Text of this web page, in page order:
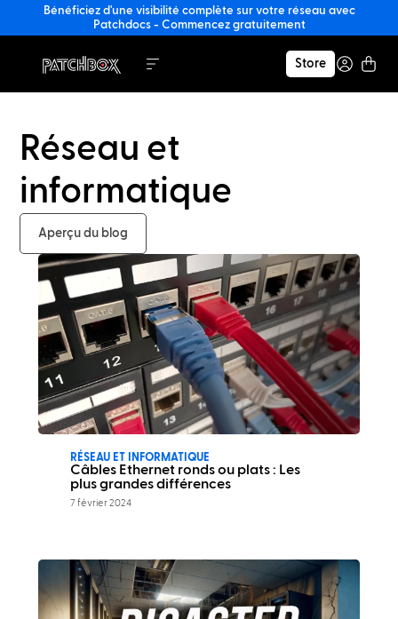
Bénéficiez d'une visibilité complète sur votre réseau avec
Patchdocs - Commencez gratuitement
Store
Réseau et
informatique
Aperçu du blog
RÉSEAU ET INFORMATIQUE
Câbles Ethernet ronds ou plats : Les
plus grandes différences
7 février 2024